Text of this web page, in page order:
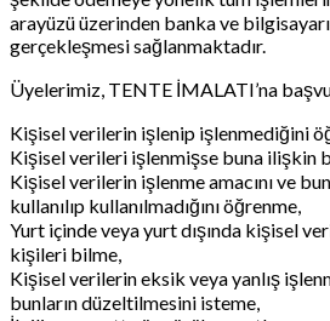
arayüzü üzerinden banka ve
gerçekleşmesi sağlanmaktadır.
Üyelerimiz, TENTE İMALATI’na
Kişisel verilerin işlenip işlenmediğini
Kişisel verileri işlenmişse buna ilişkin
Kişisel verilerin işlenme amacını ve
kullanılıp kullanılmadığını öğrenme,
Yurt içinde veya yurt dışında kişisel
kişileri bilme,
Kişisel verilerin eksik veya yanlış
bunların düzeltilmesini isteme,